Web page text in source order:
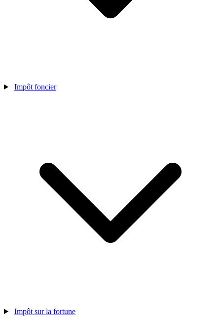
Impôt foncier
Impôt sur la fortune